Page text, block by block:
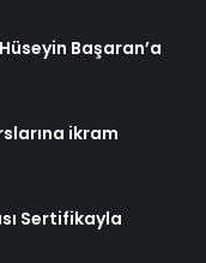
Başaran’a
ikram
Sertifikayla